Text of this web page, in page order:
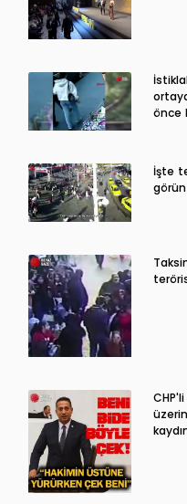
önce
İşte